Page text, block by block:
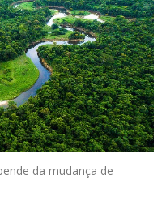
da mudança de